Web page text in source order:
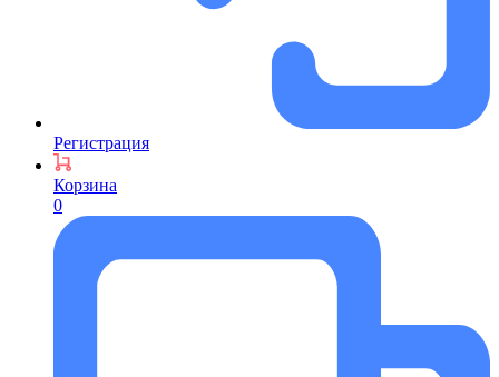
Регистрация
Корзина
0